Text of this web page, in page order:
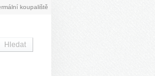
koupaliště